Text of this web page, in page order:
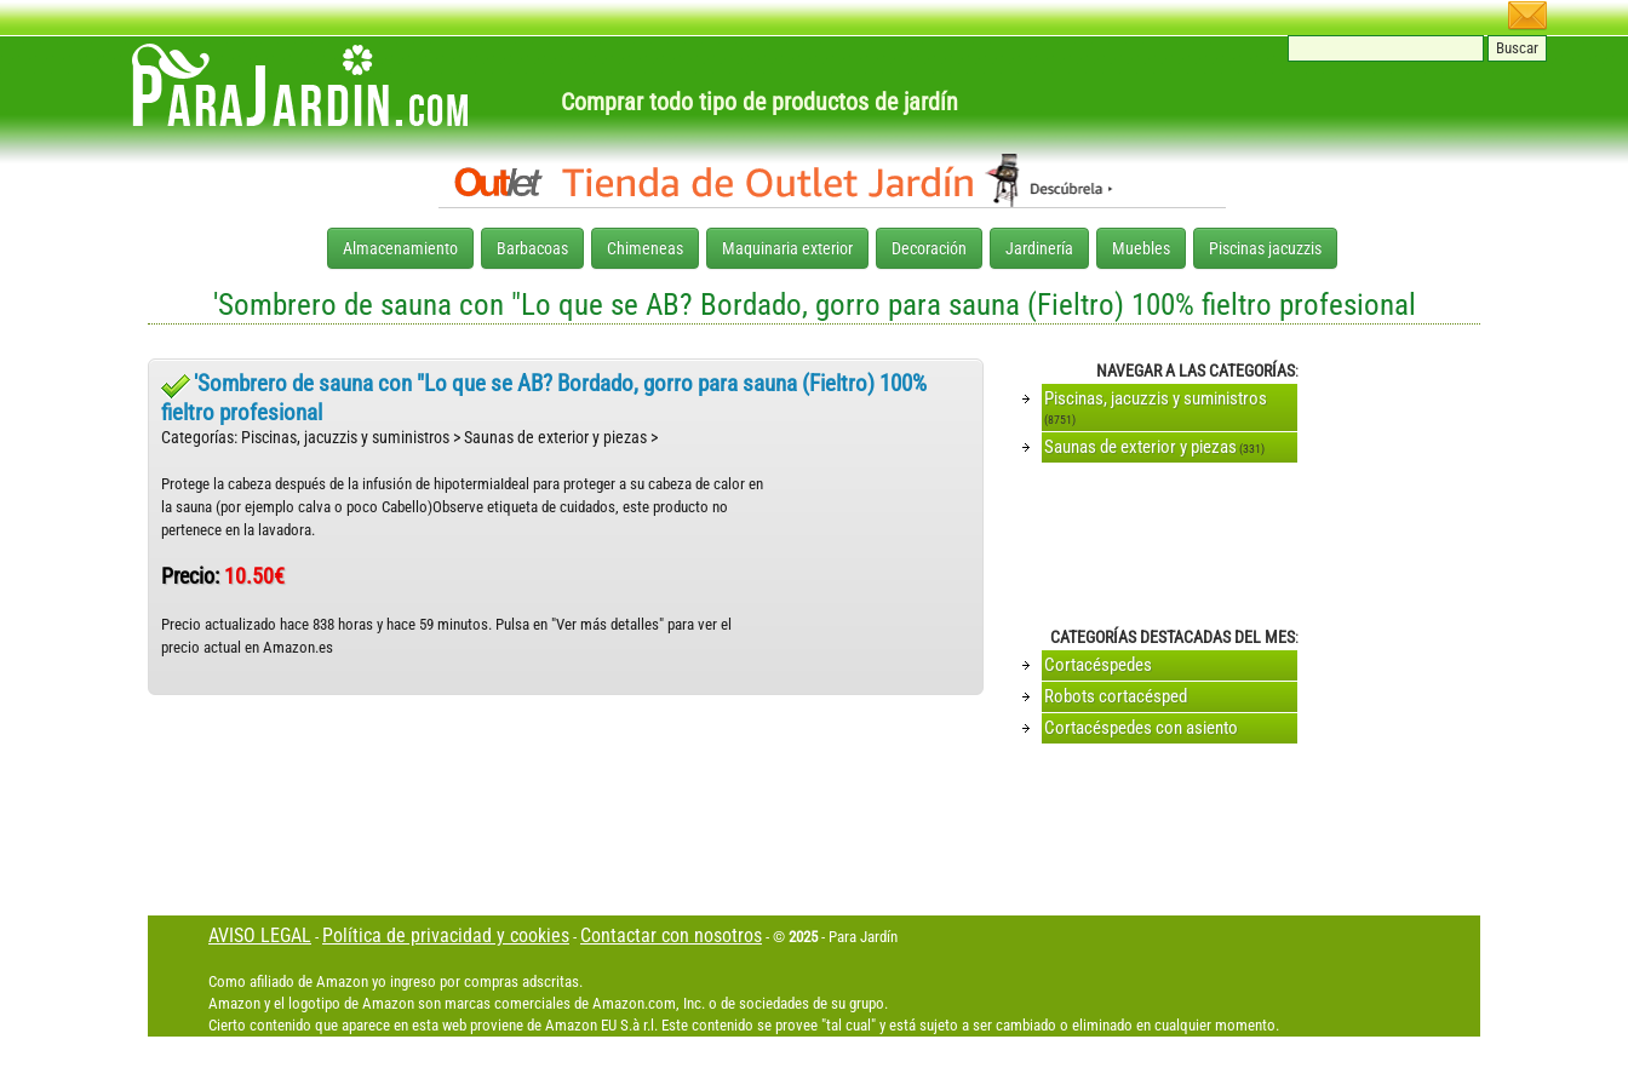
Comprar todo tipo de productos de jardín
Almacenamiento Barbacoas Chimeneas Maquinaria exterior Decoración Jardinería Muebles Piscinas jacuzzis
'Sombrero de sauna con "Lo que se AB? Bordado, gorro para sauna (Fieltro) 100% fieltro profesional
'Sombrero de sauna con "Lo que se AB? Bordado, gorro para sauna (Fieltro) 100%
fieltro profesional
Categorías: Piscinas, jacuzzis y suministros > Saunas de exterior y piezas >
Protege la cabeza después de la infusión de hipotermiaIdeal para proteger a su cabeza de calor en
la sauna (por ejemplo calva o poco Cabello)Observe etiqueta de cuidados, este producto no
pertenece en la lavadora.
Precio: 10.50€
Precio actualizado hace 838 horas y hace 59 minutos. Pulsa en "Ver más detalles" para ver el
precio actual en Amazon.es
NAVEGAR A LAS CATEGORÍAS:
Piscinas, jacuzzis y suministros
(8751)
Saunas de exterior y piezas(331)
CATEGORÍAS DESTACADAS DEL MES:
Cortacéspedes
Robots cortacésped
Cortacéspedes con asiento
AVISO LEGAL - Política de privacidad y cookies - Contactar con nosotros - © 2025- Para Jardín
Como afiliado de Amazon yo ingreso por compras adscritas.
Amazon y el logotipo de Amazon son marcas comerciales de Amazon.com, Inc. o de sociedades de su grupo.
Cierto contenido que aparece en esta web proviene de Amazon EU S.à r.l. Este contenido se provee "tal cual" y está sujeto a ser cambiado o eliminado en cualquier momento.